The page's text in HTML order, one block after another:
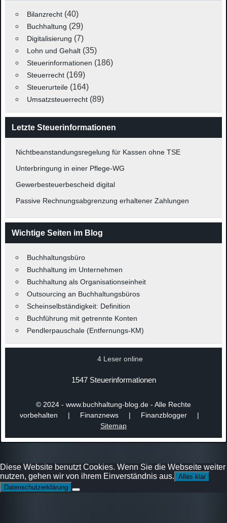
Bilanzrecht(40)
Buchhaltung (29)
Digitalisierung (7)
Lohn und Gehalt(35)
Steuerinformationen (186)
Steuerrecht(169)
Steuerurteile(164)
Umsatzsteuerrecht(89)
Letzte Steuerinformationen
Nichtbeanstandungsregelung für Kassen ohne TSE
Unterbringung in einer Pflege-WG
Gewerbesteuerbescheid digital
Passive Rechnungsabgrenzung erhaltener Zahlungen
Wichtige Seiten im Blog
Buchhaltungsbüro
Buchhaltung im Unternehmen
Buchhaltung als Organisationseinheit
Outsourcing an Buchhaltungsbüros
Scheinselbständigkeit: Definition
Buchführung mit getrennte Konten
Pendlerpauschale (Entfernungs-KM)
4 Leser online
1547 Steuerinformationen
© 2024 - www.buchhaltung-blog.de - Alle Rechte
vorbehalten | Finanznews | Finanzblogger |
Sitemap
Diese Website benutzt Cookies. Wenn Sie die Webseite weiter
nutzen, gehen wir von ihrem Einverständnis aus. Alles klar
Datenschutzerklärung